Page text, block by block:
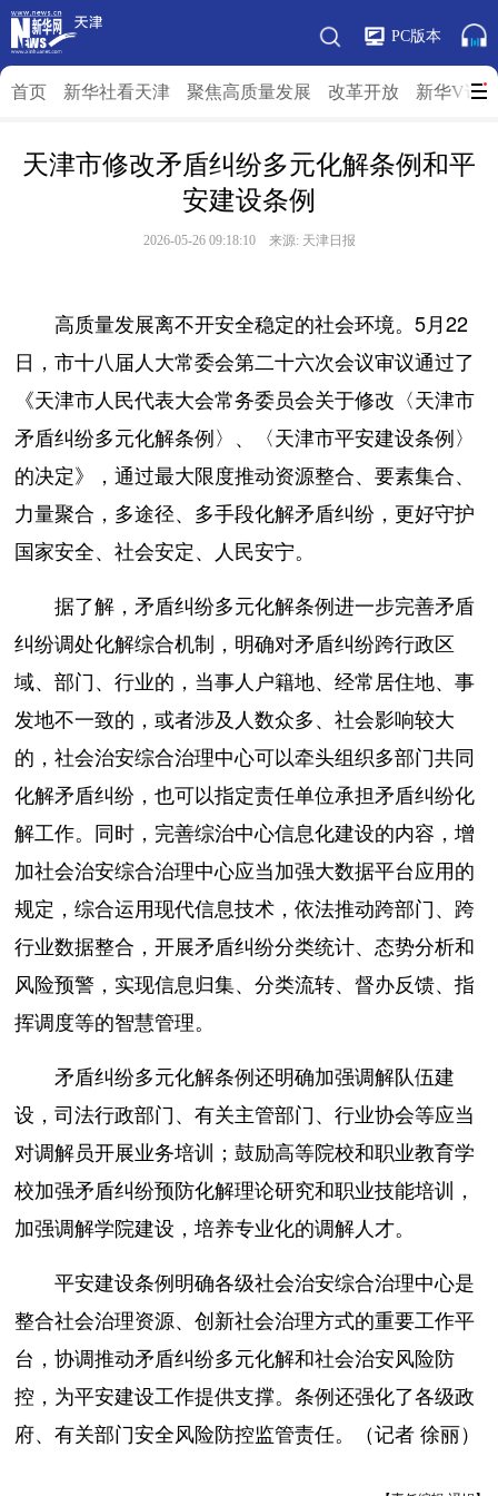
PC版本
首页 新华社看天津 聚焦高质量发展 改革开放 新华V访
天津市修改矛盾纠纷多元化解条例和平
安建设条例
2026-05-26 09:18:10 来源: 天津日报
高质量发展离不开安全稳定的社会环境。5月22
日，市十八届人大常委会第二十六次会议审议通过了
《天津市人民代表大会常务委员会关于修改〈天津市
矛盾纠纷多元化解条例〉、〈天津市平安建设条例〉
的决定》，通过最大限度推动资源整合、要素集合、
力量聚合，多途径、多手段化解矛盾纠纷，更好守护
国家安全、社会安定、人民安宁。
据了解，矛盾纠纷多元化解条例进一步完善矛盾
纠纷调处化解综合机制，明确对矛盾纠纷跨行政区
域、部门、行业的，当事人户籍地、经常居住地、事
发地不一致的，或者涉及人数众多、社会影响较大
的，社会治安综合治理中心可以牵头组织多部门共同
化解矛盾纠纷，也可以指定责任单位承担矛盾纠纷化
解工作。同时，完善综治中心信息化建设的内容，增
加社会治安综合治理中心应当加强大数据平台应用的
规定，综合运用现代信息技术，依法推动跨部门、跨
行业数据整合，开展矛盾纠纷分类统计、态势分析和
风险预警，实现信息归集、分类流转、督办反馈、指
挥调度等的智慧管理。
矛盾纠纷多元化解条例还明确加强调解队伍建
设，司法行政部门、有关主管部门、行业协会等应当
对调解员开展业务培训；鼓励高等院校和职业教育学
校加强矛盾纠纷预防化解理论研究和职业技能培训，
加强调解学院建设，培养专业化的调解人才。
平安建设条例明确各级社会治安综合治理中心是
整合社会治理资源、创新社会治理方式的重要工作平
台，协调推动矛盾纠纷多元化解和社会治安风险防
控，为平安建设工作提供支撑。条例还强化了各级政
府、有关部门安全风险防控监管责任。（记者 徐丽）